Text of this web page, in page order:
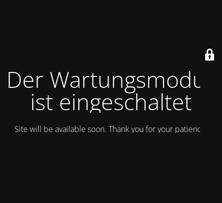
Der Wartungsmodus
ist eingeschaltet
Site will be available soon. Thank you for your patience!